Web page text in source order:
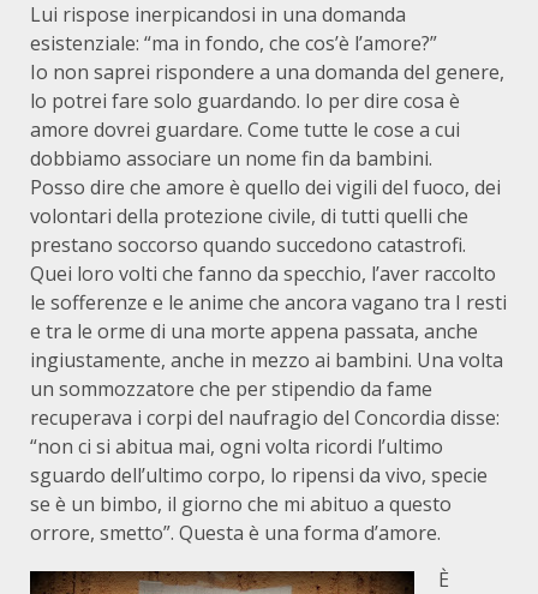
Lui rispose inerpicandosi in una domanda
esistenziale: “ma in fondo, che cos’è l’amore?”
Io non saprei rispondere a una domanda del genere,
lo potrei fare solo guardando. Io per dire cosa è
amore dovrei guardare. Come tutte le cose a cui
dobbiamo associare un nome fin da bambini.
Posso dire che amore è quello dei vigili del fuoco, dei
volontari della protezione civile, di tutti quelli che
prestano soccorso quando succedono catastrofi.
Quei loro volti che fanno da specchio, l’aver raccolto
le sofferenze e le anime che ancora vagano tra I resti
e tra le orme di una morte appena passata, anche
ingiustamente, anche in mezzo ai bambini. Una volta
un sommozzatore che per stipendio da fame
recuperava i corpi del naufragio del Concordia disse:
“non ci si abitua mai, ogni volta ricordi l’ultimo
sguardo dell’ultimo corpo, lo ripensi da vivo, specie
se è un bimbo, il giorno che mi abituo a questo
orrore, smetto”. Questa è una forma d’amore.
È